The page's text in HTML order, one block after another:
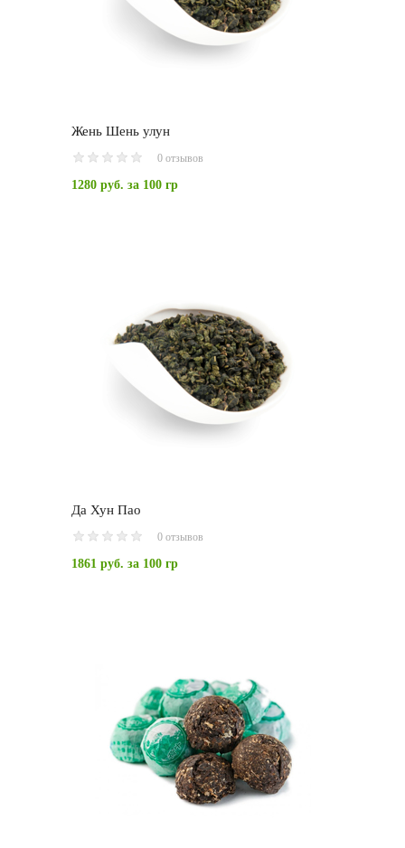
Жень Шень улун
0 отзывов
1280 руб. за 100 гр
Да Хун Пао
0 отзывов
1861 руб. за 100 гр